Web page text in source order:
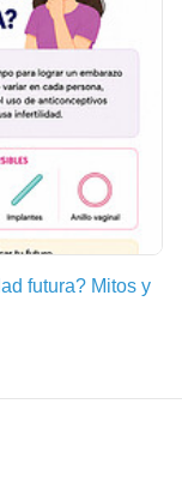
futura? Mitos y